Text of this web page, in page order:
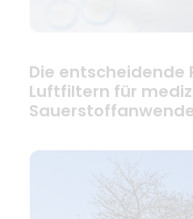
Die entscheidende
Luftfiltern für